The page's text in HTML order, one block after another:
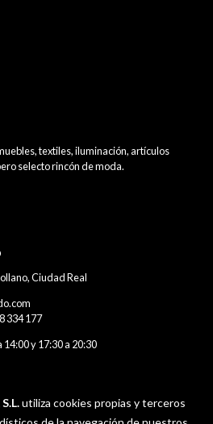
textiles, iluminación, artículos
selecto rincón de moda.
Ciudad Real
334 177
14:00 y 17:30 a 20:30
utiliza cookies propias y terceros